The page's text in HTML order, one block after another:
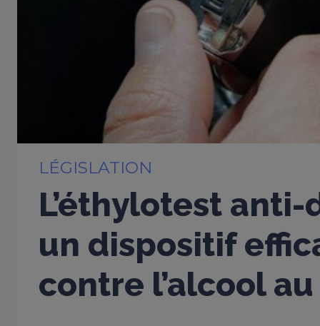
LÉGISLATION
L’éthylotest
un dispositif
contre l’alcool